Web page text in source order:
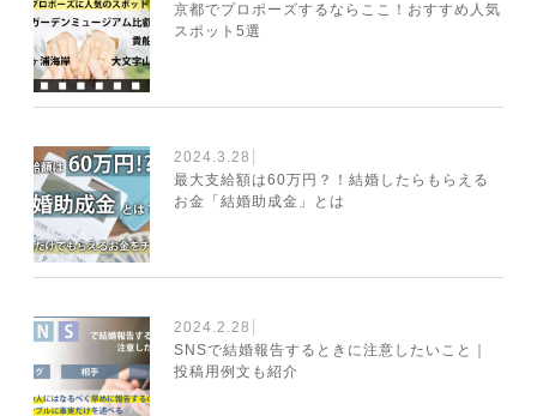
京都でプロポーズするならここ！おすすめ人気
スポット5選
2024.3.28
最大支給額は60万円？！結婚したらもらえる
お金「結婚助成金」とは
2024.2.28
SNSで結婚報告するときに注意したいこと｜
投稿用例文も紹介